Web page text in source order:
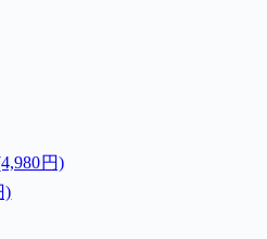
円)
)